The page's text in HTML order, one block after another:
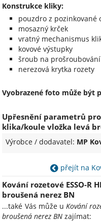
Konstrukce kliky:
pouzdro z pozinkované
mosazný krček
vratný mechanismus
kovové výstupky
šroub na prošroubování
nerezová krytka rozety
Vyobrazené foto může být
Upřesnění parametrů pro
klika/koule vložka levá
Výrobce / dodavatel: MP
přejít na
Kování rozetové ESSO-R
broušená nerez BN
...také Vás může u Kování
broušená nerez BN zajímat: